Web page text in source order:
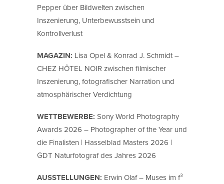
Pepper über Bildwelten zwischen
Inszenierung, Unterbewusstsein und
Kontrollverlust
MAGAZIN: Lisa Opel & Konrad J. Schmidt –
CHEZ HÔTEL NOIR zwischen filmischer
Inszenierung, fotografischer Narration und
atmosphärischer Verdichtung
WETTBEWERBE: Sony World Photography
Awards 2026 – Photographer of the Year und
die Finalisten | Hasselblad Masters 2026 |
GDT Naturfotograf des Jahres 2026
AUSSTELLUNGEN: Erwin Olaf – Muses im f³